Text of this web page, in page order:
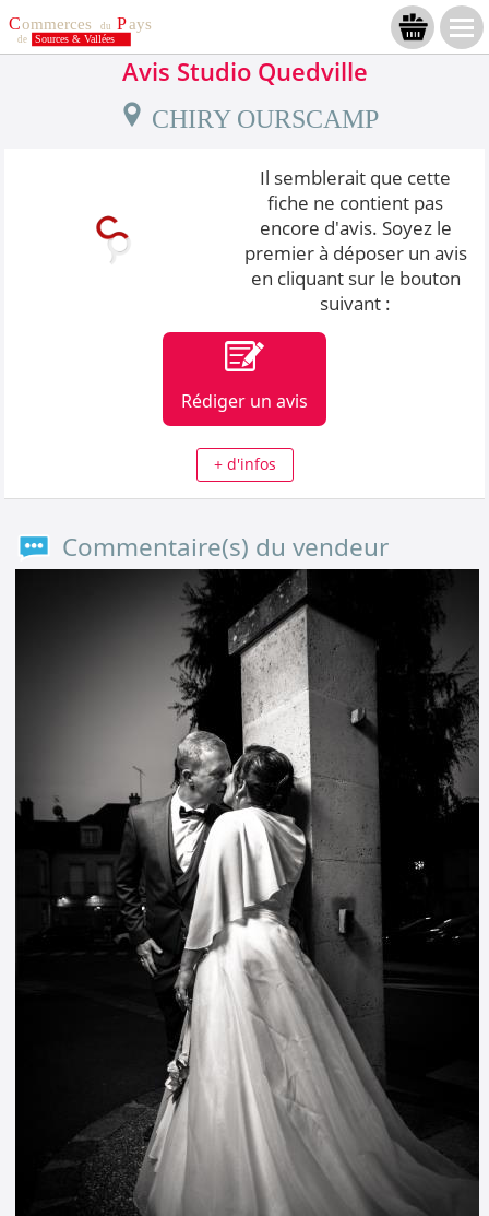
Avis Studio Quedville
CHIRY OURSCAMP
Il semblerait que cette
fiche ne contient pas
encore d'avis. Soyez le
premier à déposer un avis
en cliquant sur le bouton
suivant :
Rédiger un avis
+ d'infos
Commentaire(s) du vendeur